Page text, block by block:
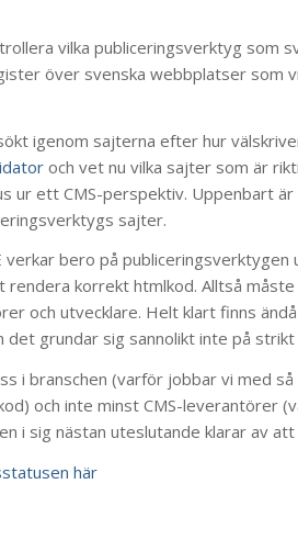
vilka publiceringsverktyg som
över svenska webbplatser som
igenom sajterna efter hur
och vet nu vilka sajter som är
ur ett CMS-perspektiv. Uppenbart
sajter.
verkar bero på
korrekt htmlkod. Alltså
och utvecklare. Helt klart finns
det grundar sig sannolikt inte på
i branschen (varför jobbar vi med
och inte minst CMS-leverantörer
i sig nästan uteslutande klarar av
här